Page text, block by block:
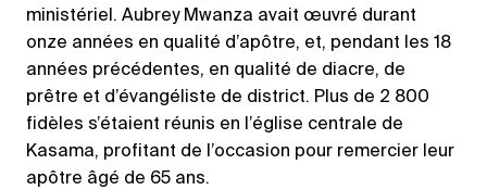
ministériel. Aubrey Mwanza avait œuvré durant
onze années en qualité d’apôtre, et, pendant les 18
années précédentes, en qualité de diacre, de
prêtre et d’évangéliste de district. Plus de 2 800
fidèles s’étaient réunis en l’église centrale de
Kasama, profitant de l’occasion pour remercier leur
apôtre âgé de 65 ans.